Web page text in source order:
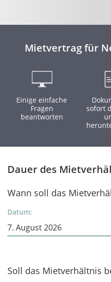
Mietvertrag für
Einige einfache
Fragen
beantworten
sofort
Dauer des
Wann soll das
Datum:
Soll das Mietverhältnis